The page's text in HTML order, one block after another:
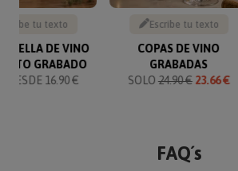
tu texto
DE VINO
GRABADO
DESDE 16.90 €
Escribe tu texto
COPAS DE VINO
GRABADAS
SOLO 24.90 € 23.66 €
FAQ´s